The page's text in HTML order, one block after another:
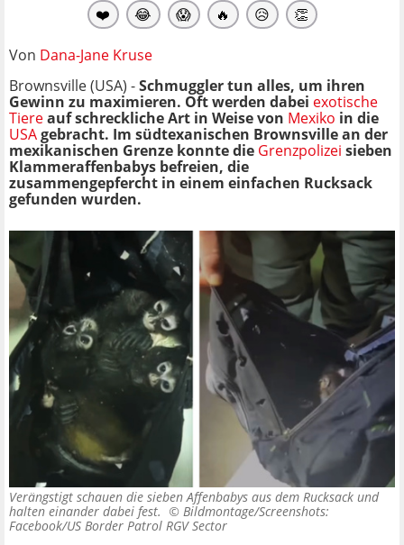
❤️ 😂 😱 🔥 😥 👏
Von Dana-Jane Kruse
Brownsville (USA) -Schmuggler tun alles, um ihren
Gewinn zu maximieren. Oft werden dabei exotische
Tiereauf schreckliche Art in Weise von Mexiko in die
USAgebracht. Im südtexanischen Brownsville an der
mexikanischen Grenze konnte die Grenzpolizei sieben
Klammeraffenbabys befreien, die
zusammengepfercht in einem einfachen Rucksack
gefunden wurden.
Verängstigt schauen die sieben Affenbabys aus dem Rucksack und
halten einander dabei fest. © Bildmontage/Screenshots:
Facebook/US Border Patrol RGV Sector